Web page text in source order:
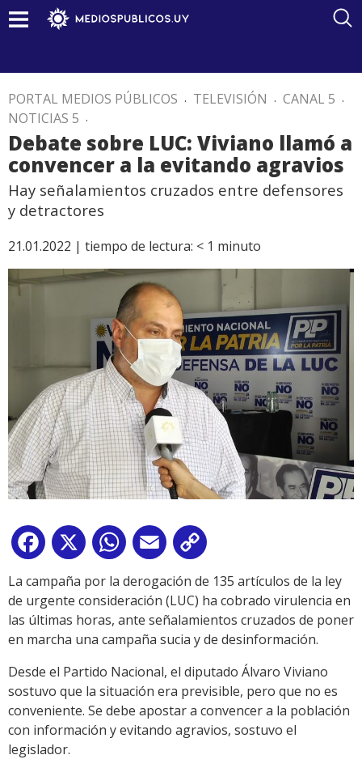
PORTAL MEDIOS PÚBLICOS . TELEVISIÓN . CANAL 5 .
NOTICIAS 5 .
Debate sobre LUC: Viviano llamó a
convencer a la evitando agravios
Hay señalamientos cruzados entre defensores
y detractores
21.01.2022 | tiempo de lectura: < 1 minuto
Facebook
X WhatsApp
Email
Link
La campaña por la derogación de 135 artículos de la ley
de urgente consideración (LUC) ha cobrado virulencia en
las últimas horas, ante señalamientos cruzados de poner
en marcha una campaña sucia y de desinformación.
Desde el Partido Nacional, el diputado Álvaro Viviano
sostuvo que la situación era previsible, pero que no es
conveniente. Se debe apostar a convencer a la población
con información y evitando agravios, sostuvo el
legislador.